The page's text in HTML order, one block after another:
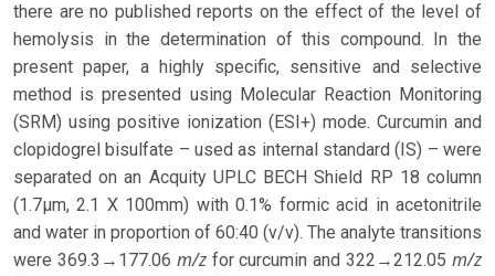
there are no published reports on the effect of the level of
hemolysis in the determination of this compound. In the
present paper, a highly specific, sensitive and selective
method is presented using Molecular Reaction Monitoring
(SRM) using positive ionization (ESI+) mode. Curcumin and
clopidogrel bisulfate – used as internal standard (IS) – were
separated on an Acquity UPLC BECH Shield RP 18 column
(1.7µm, 2.1 X 100mm) with 0.1% formic acid in acetonitrile
and water in proportion of 60:40 (v/v). The analyte transitions
were 369.3→177.06 m/zfor curcumin and 322→212.05m/z